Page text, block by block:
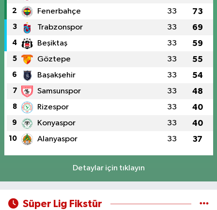
2 Fenerbahçe 33 73
3 Trabzonspor 33 69
4 Beşiktaş 33 59
5 Göztepe 33 55
6 Başakşehir 33 54
7 Samsunspor 33 48
8 Rizespor 33 40
9 Konyaspor 33 40
10 Alanyaspor 33 37
Detaylar için tıklayın
Süper Lig Fikstür